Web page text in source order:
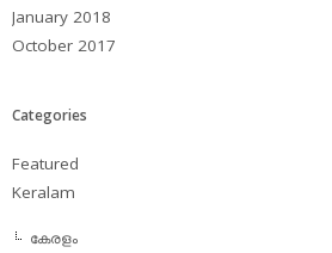
January 2018
October 2017
Categories
Featured
Keralam
കേരളം